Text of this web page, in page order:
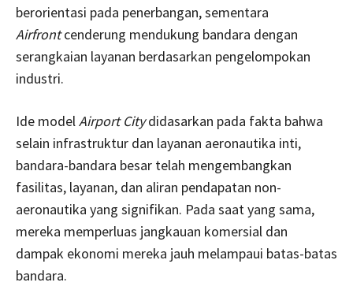
berorientasi pada penerbangan, sementara
Airfrontcenderung mendukung bandara dengan
serangkaian layanan berdasarkan pengelompokan
industri.
Ide modelAirport Citydidasarkan pada fakta bahwa
selain infrastruktur dan layanan aeronautika inti,
bandara-bandara besar telah mengembangkan
fasilitas, layanan, dan aliran pendapatan non-
aeronautika yang signifikan. Pada saat yang sama,
mereka memperluas jangkauan komersial dan
dampak ekonomi mereka jauh melampaui batas-batas
bandara.